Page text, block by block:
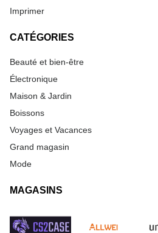
Imprimer
CATÉGORIES
Beauté et bien-être
Électronique
Maison & Jardin
Boissons
Voyages et Vacances
Grand magasin
Mode
MAGASINS